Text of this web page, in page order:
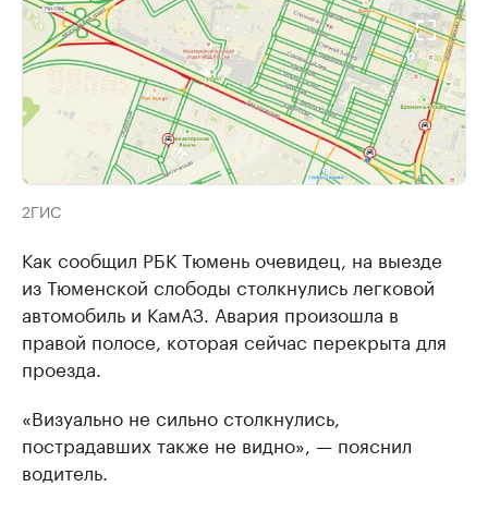
2ГИС
Как сообщил РБК Тюмень очевидец, на выезде
из Тюменской слободы столкнулись легковой
автомобиль и КамАЗ. Авария произошла в
правой полосе, которая сейчас перекрыта для
проезда.
«Визуально не сильно столкнулись,
пострадавших также не видно», — пояснил
водитель.